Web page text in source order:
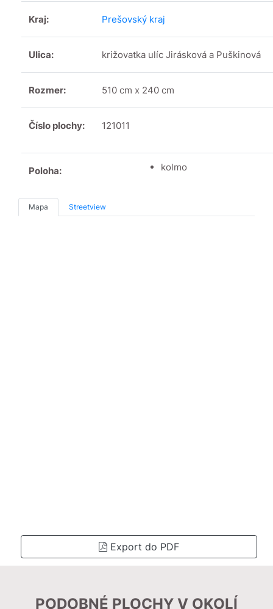
Kraj: Prešovský kraj
Ulica: križovatka ulíc Jirásková a Puškinová
Rozmer: 510 cm x 240 cm
Číslo plochy: 121011
Poloha: kolmo
Mapa Streetview
Export do PDF
PODOBNÉ PLOCHY V OKOLÍ